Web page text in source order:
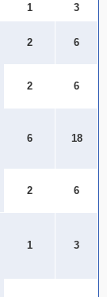
1 3
2 6
2 6
6 18
2 6
1 3